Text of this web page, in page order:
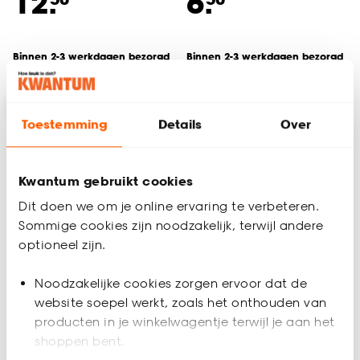
Toestemming Details Over
Kwantum gebruikt cookies
Dit doen we om je online ervaring te verbeteren.
Sommige cookies zijn noodzakelijk, terwijl andere
optioneel zijn.
Noodzakelijke cookies zorgen ervoor dat de
website soepel werkt, zoals het onthouden van
producten in je winkelwagentje terwijl je aan het
shoppen bent.
Binnen 2-3 werkdagen bezorgd Binnen 2-3 werkdagen bezorgd
Wandsteun
Gordijnroede 28mm
Wandsteun